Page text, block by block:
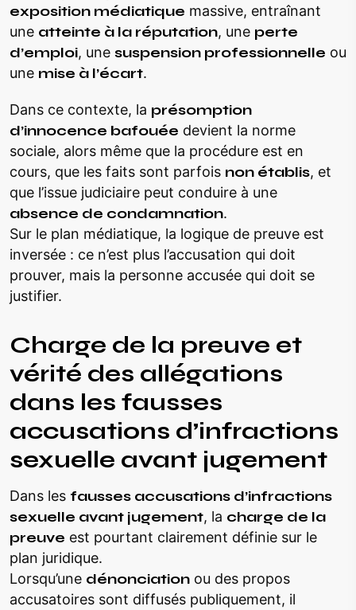
exposition médiatique massive, entraînant
une atteinte à la réputation, une perte
d’emploi, une suspension professionnelle ou
une mise à l’écart.
Dans ce contexte, la présomption
d’innocence bafouée devient la norme
sociale, alors même que la procédure est en
cours, que les faits sont parfois non établis, et
que l’issue judiciaire peut conduire à une
absence de condamnation.
Sur le plan médiatique, la logique de preuve est
inversée : ce n’est plus l’accusation qui doit
prouver, mais la personne accusée qui doit se
justifier.
Charge de la preuve et
vérité des allégations
dans les fausses
accusations d’infractions
sexuelle avant jugement
Dans les fausses accusations d’infractions
sexuelle avant jugement, la charge de la
preuve est pourtant clairement définie sur le
plan juridique.
Lorsqu’une dénonciation ou des propos
accusatoires sont diffusés publiquement, il